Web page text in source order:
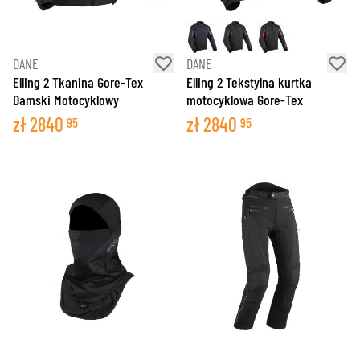
DANE
Elling 2 Tkanina Gore-Tex
Damski Motocyklowy
zł2840 95
DANE
Elling 2 Tekstylna kurtka
motocyklowa Gore-Tex
zł2840 95